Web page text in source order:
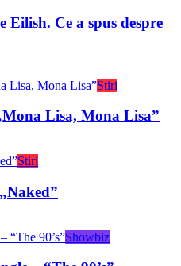
Ce a spus despre
Stiri
Lisa, Mona Lisa”
Stiri
Showbiz